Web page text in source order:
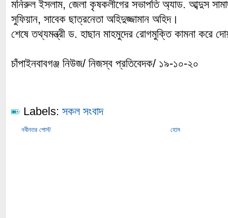
মনিরুল ইসলাম, জেলা কৃষকলীগের সভাপতি অ্যাড. আব্দুস
সুফিয়ান, সাবেক ছাত্রনেতা অহিদুজ্জামান অহিদ।
শেষে তথ্যমন্ত্রী ড. হাছান মাহমুদের রোগমুক্তি কামনা করে
চাঁপাইনবাবগঞ্জ নিউজ/ নিজস্ব প্রতিবেদক/ ১৯-১০-২০
Labels: সকল সংবাদ
নবীনতর পোস্ট হোম